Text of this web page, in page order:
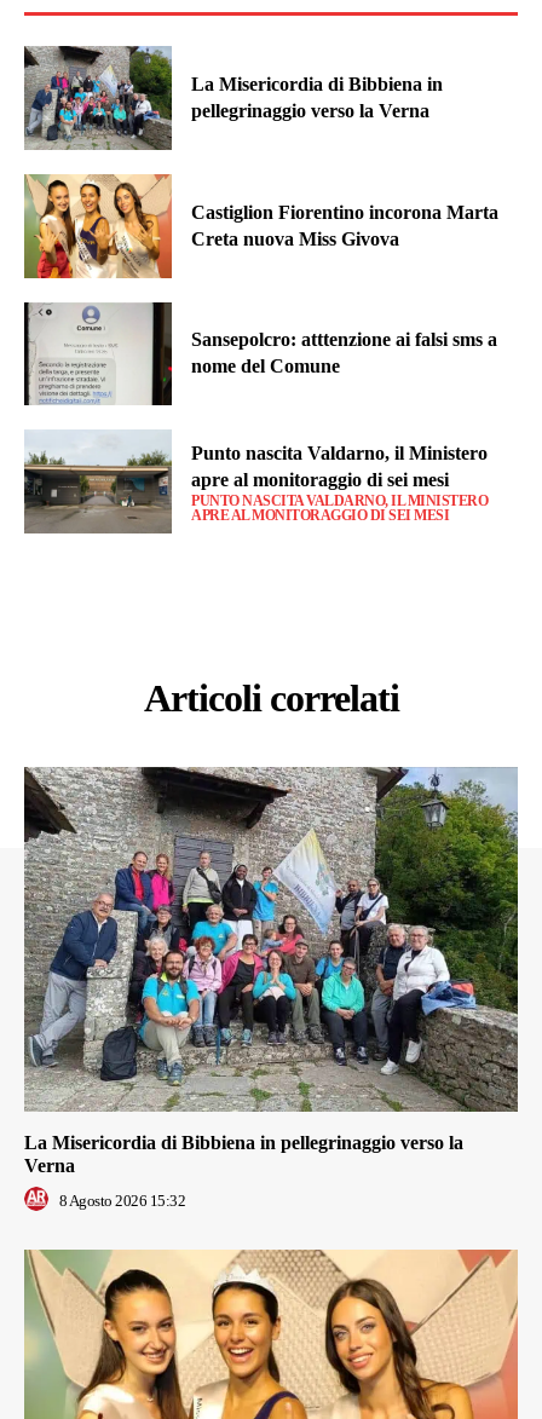
La Misericordia di Bibbiena in
pellegrinaggio verso la Verna
Castiglion Fiorentino incorona Marta
Creta nuova Miss Givova
Sansepolcro: atttenzione ai falsi sms a
nome del Comune
Punto nascita Valdarno, il Ministero
apre al monitoraggio di sei mesi
PUNTO NASCITA VALDARNO, IL MINISTERO
APRE AL MONITORAGGIO DI SEI MESI
Articoli correlati
La Misericordia di Bibbiena in pellegrinaggio verso la
Verna
8 Agosto 2026 15:32